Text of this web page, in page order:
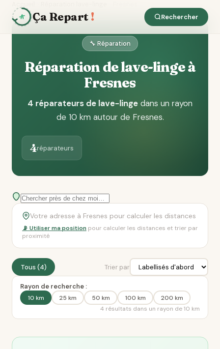
Ça Repart ! Rechercher
🔧 Réparation
Réparation de lave-linge à
Fresnes
4 réparateurs de lave-linge dans un rayon
de 10 km autour de Fresnes.
4réparateurs
📡 Utiliser ma position pour calculer les distances et trier par
proximité
Tous (4) Trier par
Rayon de recherche :
10 km 25 km 50 km 100 km
200 km
4 résultats dans un rayon de 10 km